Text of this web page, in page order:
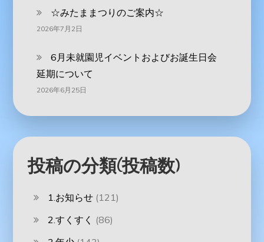
☆みたままつりのご案内☆
2026年7月2日
6月未就園児イベントおよびお誕生日会
延期について
2026年6月25日
投稿の分類(投稿数)
1.お知らせ (121)
2.すくすく (86)